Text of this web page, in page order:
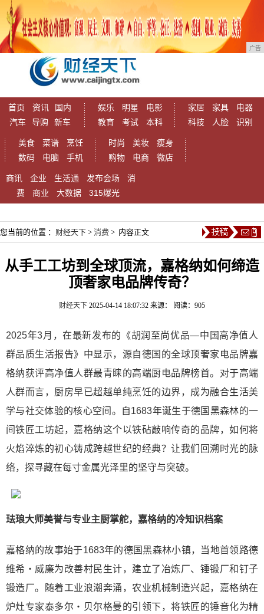
广告
首页 资讯
国内
汽车
导购 新车
娱乐 明星
电影
教育
考试 本科
家居 家具
电器
科技
人脸 识别
美食 菜谱
烹饪
数码
电脑 手机
时尚 美妆
瘦身
购物
电商 微店
商讯 企业 生活通 发布会场
消
费
商业 大数据 315爆光
您当前的位置 ： 财经天下 > 消费 > 内容正文
从手工工坊到全球顶流，嘉格纳如何缔造
顶奢家电品牌传奇？
财经天下 2025-04-14 18:07:32 来源： 阅读：905
2025年3月，在最新发布的《胡润至尚优品—中国高净值人
群品质生活报告》中显示，源自德国的全球顶奢家电品牌嘉
格纳获评高净值人群最青睐的高端厨电品牌榜首。对于高端
人群而言，厨房早已超越单纯烹饪的边界，成为融合生活美
学与社交体验的核心空间。自1683年诞生于德国黑森林的一
间铁匠工坊起，嘉格纳这个以铁砧敲响传奇的品牌，如何将
火焰淬炼的初心铸成跨越世纪的经典？让我们回溯时光的脉
络，探寻藏在每寸金属光泽里的坚守与突破。
珐琅大师美誉与专业主厨掌舵，嘉格纳的冷知识档案
嘉格纳的故事始于1683年的德国黑森林小镇，当地首领路德
维希・威廉为改善村民生计，建立了冶炼厂、锤锻厂和钉子
锻造厂。随着工业浪潮奔涌，农业机械制造兴起，嘉格纳在
炉灶专家泰多尔・贝尔格曼的引领下，将铁匠的锤音化为精